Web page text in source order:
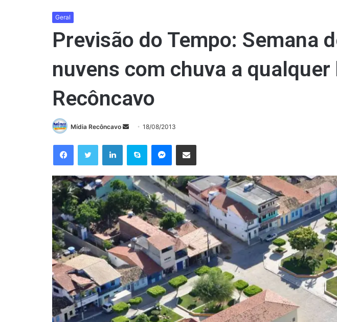
Geral
Previsão do Tempo: Semana
nuvens com chuva a qualquer
Recôncavo
Mídia Recôncavo
Mande
e-
18/08/2013
FacebookTwitter LinkedinSkype Messenger
Compartilhar via e-mail